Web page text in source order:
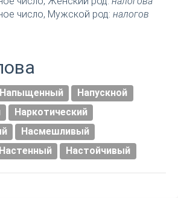
число, Мужской род: налогов
Напыщенный
Напускной
Наркотический
Насмешливый
Настенный Настойчивый